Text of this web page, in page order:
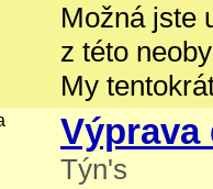
Možná jste
z této
My
Výprava
Týn's